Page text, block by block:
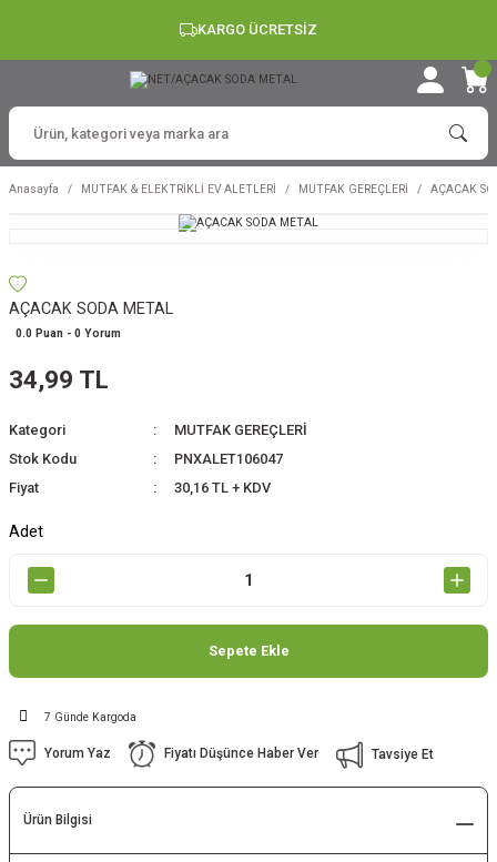
KARGO ÜCRETSİZ
Anasayfa MUTFAK & ELEKTRİKLİ EV ALETLERİ MUTFAK GEREÇLERİ AÇACAK
AÇACAK SODA METAL
0.0 Puan - 0 Yorum
34,99 TL
Kategori
MUTFAK GEREÇLERİ
Stok Kodu
PNXALET106047
Fiyat
30,16 TL + KDV
Adet
Sepete Ekle
7 Günde Kargoda
Yorum Yaz Fiyatı Düşünce Haber Ver Tavsiye Et
Ürün Bilgisi